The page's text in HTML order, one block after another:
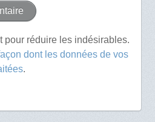
pour réduire les indésirables.
dont les données de vos
.